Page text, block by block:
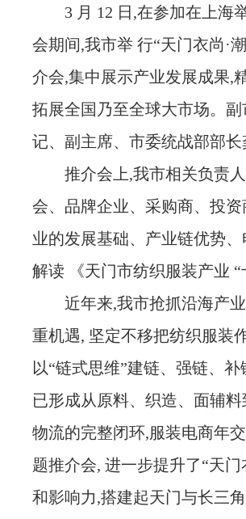
3 月 12 日,在参加在上海
会期间,我市举 行“天门衣尚·
介会,集中展示产业发展成果,
拓展全国乃至全球大市场。
记、副主席、市委统战部部
推介会上,我市相关负责
会、品牌企业、采购商、投
业的发展基础、产业链优势
解读 《天门市纺织服装产业
近年来,我市抢抓沿海产
重机遇, 坚定不移把纺织服装
以“链式思维”建链、强链、
已形成从原料、织造、面辅
物流的完整闭环,服装电商年
题推介会, 进一步提升了“天
和影响力,搭建起天门与长三